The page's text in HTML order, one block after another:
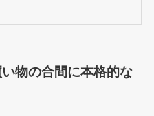
物の合間に本格的な